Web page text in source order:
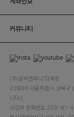
커뮤니티
(주)클릭앤퍼니/김예중
02880 서울특별시 성북구
니다.)
사업자 등록번호 209-81-